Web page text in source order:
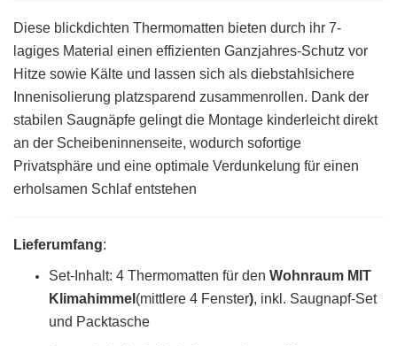
Diese blickdichten Thermomatten bieten durch ihr 7-
lagiges Material einen effizienten Ganzjahres-Schutz vor
Hitze sowie Kälte und lassen sich als diebstahlsichere
Innenisolierung platzsparend zusammenrollen. Dank der
stabilen Saugnäpfe gelingt die Montage kinderleicht direkt
an der Scheibeninnenseite, wodurch sofortige
Privatsphäre und eine optimale Verdunkelung für einen
erholsamen Schlaf entstehen
Lieferumfang:
Set-Inhalt: 4 Thermomatten für den Wohnraum MIT
Klimahimmel (mittlere 4 Fenster), inkl. Saugnapf-Set
und Packtasche